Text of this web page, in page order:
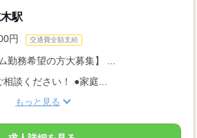
駅
円 交通費全額支給
勤務希望の方大募集】 ...
談ください！ ●家庭...
もっと見る